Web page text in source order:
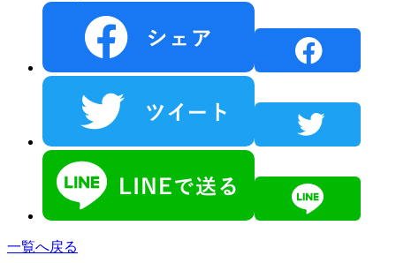
一覧へ戻る